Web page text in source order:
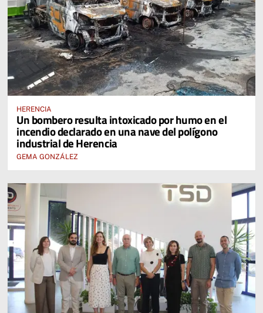
HERENCIA
Un bombero resulta intoxicado por humo en el
incendio declarado en una nave del polígono
industrial de Herencia
GEMA GONZÁLEZ